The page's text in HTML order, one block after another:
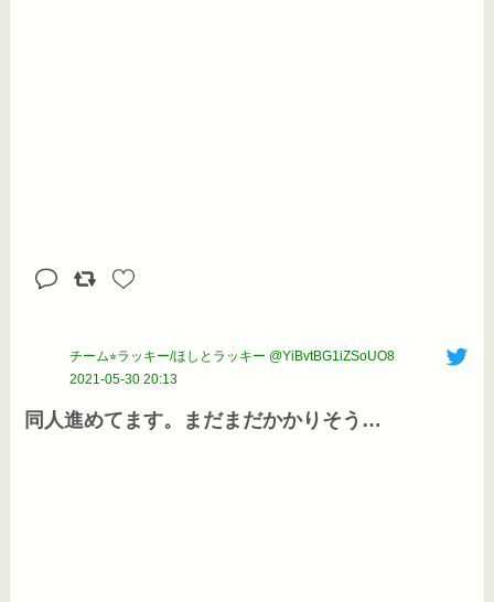
チーム⭐︎ラッキー/ほしとラッキー @YiBvtBG1iZSoUO8
2021-05-30 20:13
同人進めてます。まだまだかかりそう…